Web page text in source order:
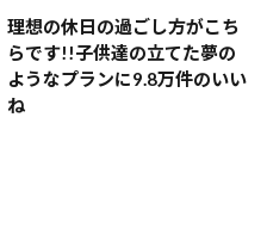
理想の休日の過ごし方がこち
らです!!子供達の立てた夢の
ようなプランに9.8万件のいい
ね